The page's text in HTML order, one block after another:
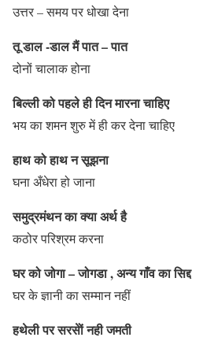
उत्तर – समय पर धोखा देना
तू डाल -डाल मैं पात – पात
दोनों चालाक होना
बिल्ली को पहले ही दिन मारना चाहिए
भय का शमन शुरु में ही कर देना चाहिए
हाथ को हाथ न सूझना
घना अँधेरा हो जाना
समुद्रमंथन का क्या अर्थ है
कठोर परिश्रम करना
घर को जोगा – जोगडा , अन्य गाँव का सिद्द
घर के ज्ञानी का सम्मान नहीं
हथेली पर सरसेों नही जमती